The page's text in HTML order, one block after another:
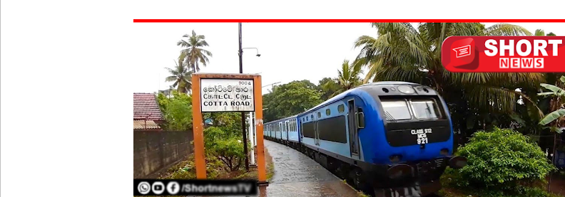
நாடாளுமன்ற உறுப்பினர்களின் சம்பளம் உயர்த்தப்படவில்லை: எரிபொருள் கொடுப்பனவே திருத்தப்பட்டது!